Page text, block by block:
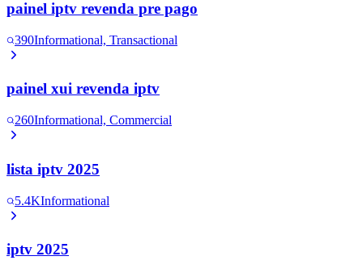
painel iptv revenda pre pago
390Informational, Transactional
painel xui revenda iptv
260Informational, Commercial
lista iptv 2025
5.4KInformational
iptv 2025